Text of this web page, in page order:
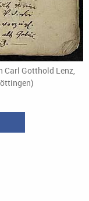
Carl Gotthold Lenz,